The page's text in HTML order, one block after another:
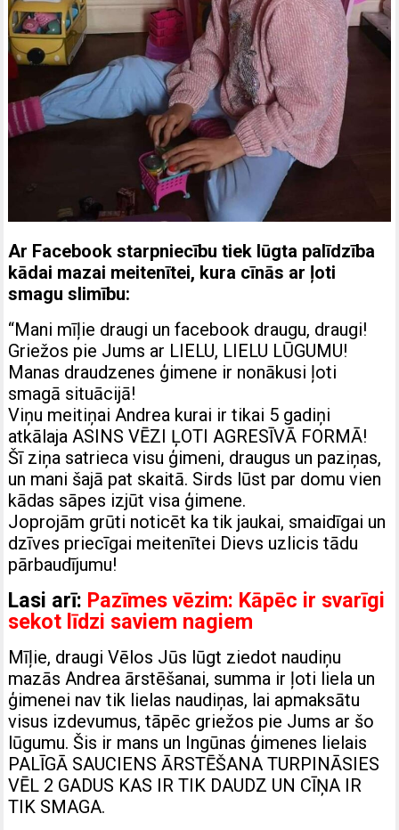
Ar Facebook starpniecību tiek lūgta palīdzība
kādai mazai meitenītei, kura cīnās ar ļoti
smagu slimību:
“Mani mīļie draugi un facebook draugu, draugi!
Griežos pie Jums ar LIELU, LIELU LŪGUMU!
Manas draudzenes ģimene ir nonākusi ļoti
smagā situācijā!
Viņu meitiņai Andrea kurai ir tikai 5 gadiņi
atkālaja ASINS VĒZI ĻOTI AGRESĪVĀ FORMĀ!
Šī ziņa satrieca visu ģimeni, draugus un paziņas,
un mani šajā pat skaitā. Sirds lūst par domu vien
kādas sāpes izjūt visa ģimene.
Joprojām grūti noticēt ka tik jaukai, smaidīgai un
dzīves priecīgai meitenītei Dievs uzlicis tādu
pārbaudījumu!
Lasi arī: Pazīmes vēzim: Kāpēc ir svarīgi
sekot līdzi saviem nagiem
Mīļie, draugi Vēlos Jūs lūgt ziedot naudiņu
mazās Andrea ārstēšanai, summa ir ļoti liela un
ģimenei nav tik lielas naudiņas, lai apmaksātu
visus izdevumus, tāpēc griežos pie Jums ar šo
lūgumu. Šis ir mans un Ingūnas ģimenes lielais
PALĪGĀ SAUCIENS ĀRSTĒŠANA TURPINĀSIES
VĒL 2 GADUS KAS IR TIK DAUDZ UN CĪŅA IR
TIK SMAGA.